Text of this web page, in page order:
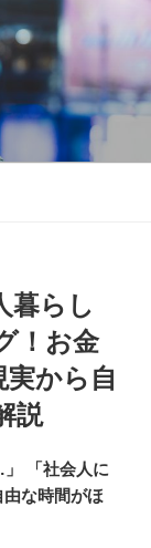
暮らし
！お金
実から自
説
」 「社会人に
な時間がほ